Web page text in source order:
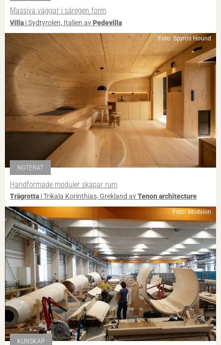
Massiva väggar i säregen form
Villa i Sydtyrolen, Italien avPedevilla
Foto: Spyros Hound
NOTERAT
Handformade moduler skapar rum
Trägrotta i Trikala Korinthias, Grekland avTenon architecture
Foto: Modvion
KUNSKAP